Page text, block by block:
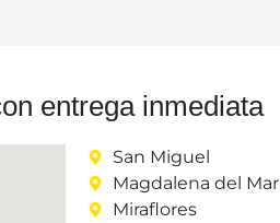
entrega inmediata
San Miguel
Magdalena del Mar
Miraflores